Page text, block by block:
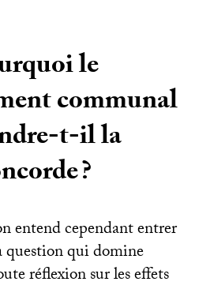
le
communal
t-il la
?
entend cependant entrer
question qui domine
réflexion sur les effets